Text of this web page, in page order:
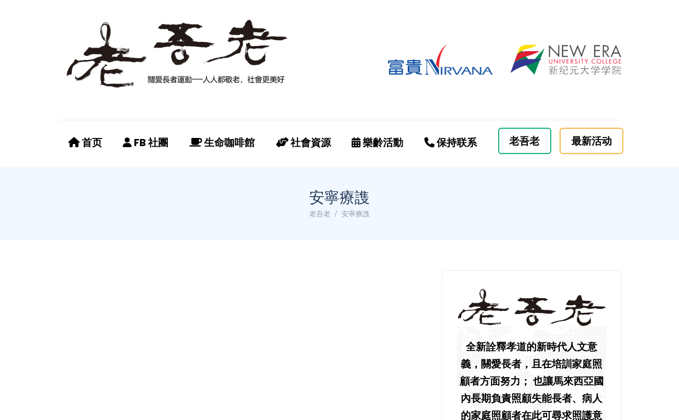
首页 FB 社團 生命咖啡館 社會資源 樂齡活動 保持联系 老吾老 最新活动
安寧療謢
老吾老 安寧療謢
全新詮釋孝道的新時代人文意
義，關愛長者，且在培訓家庭照
顧者方面努力； 也讓馬來西亞國
內長期負責照顧失能長者、病人
的家庭照顧者在此可尋求照護意